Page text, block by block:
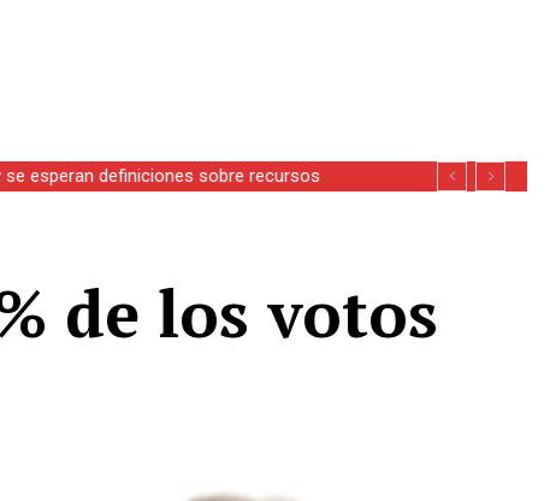
esperan definiciones sobre recursos
de los votos